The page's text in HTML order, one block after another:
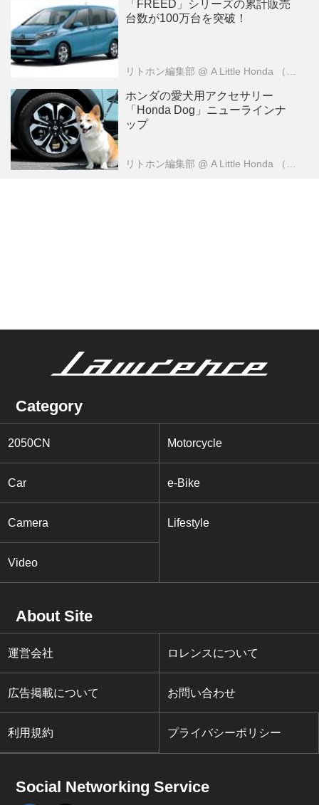
「FREED」シリーズの累計販売
台数が100万台を突破！
リトホン編集部 @ A Little Honda （ア・リトル・ホンダ）編集部
ホンダの愛犬用アクセサリー
「Honda Dog」ニューラインナ
ップ
リトホン編集部 @ A Little Honda （ア・リトル・ホンダ）編集部
Category
2050CN Motorcycle
Car e-Bike
Camera Lifestyle
Video
About Site
運営会社 ロレンスについて
広告掲載について お問い合わせ
利用規約 プライバシーポリシー
Social Networking Service